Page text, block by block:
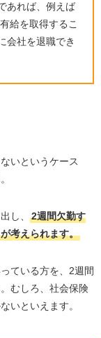
あれば、例えば
給を取得するこ
会社を退職でき
いというケース
し、
2週間欠勤す
考えられます。
ている方を、2週間
むしろ、社会保険
いといえます。